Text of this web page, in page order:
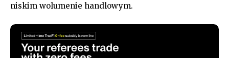
niskim wolumenie handlowym.